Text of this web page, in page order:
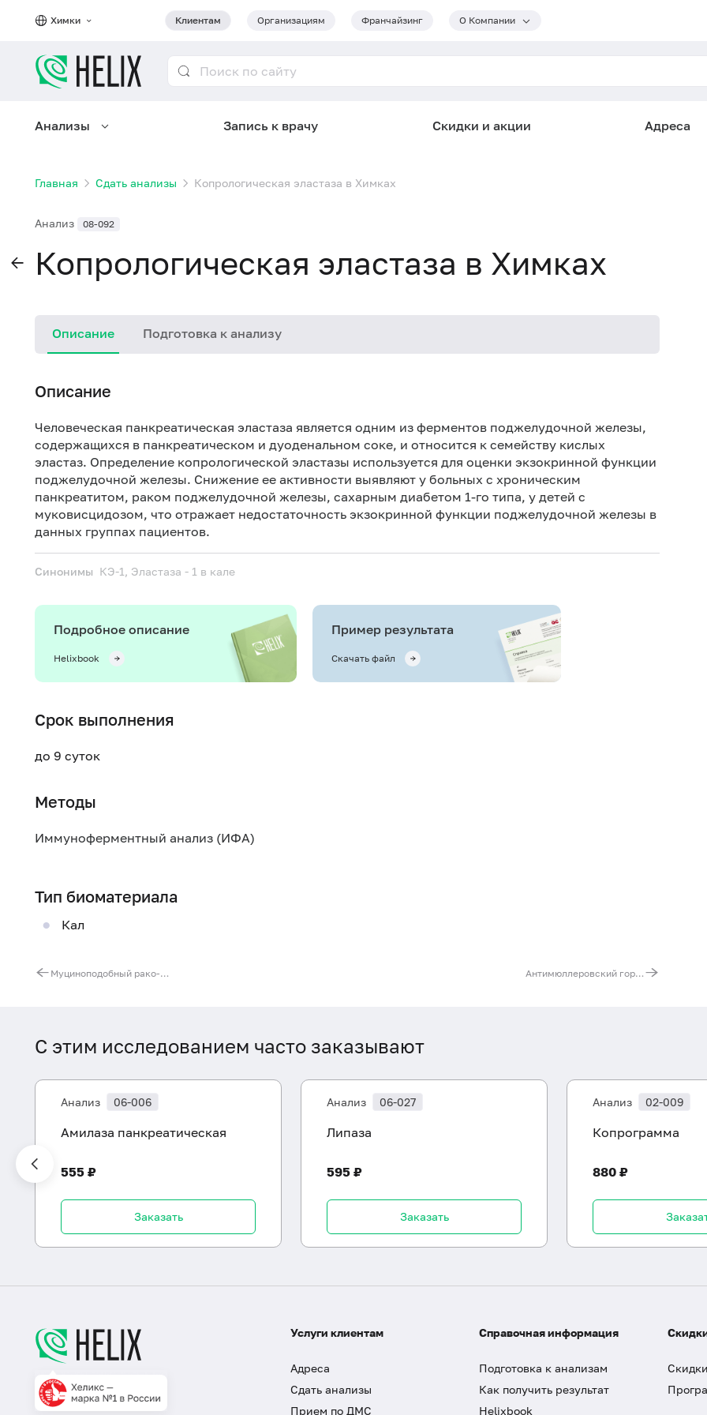
Химки Клиентам Организациям Франчайзинг О Компании
Анализы Запись к врачу Скидки и акции Адреса
Главная Сдать анализы Копрологическая эластаза в Химках
Анализ 08-092
Копрологическая эластаза в Химках
Описание Подготовка к анализу
Описание
Человеческая панкреатическая эластаза является одним из ферментов поджелудочной железы,
содержащихся в панкреатическом и дуоденальном соке, и относится к семейству кислых
эластаз. Определение копрологической эластазы используется для оценки экзокринной функции
поджелудочной железы. Снижение ее активности выявляют у больных с хроническим
панкреатитом, раком поджелудочной железы, сахарным диабетом 1-го типа, у детей с
муковисцидозом, что отражает недостаточность экзокринной функции поджелудочной железы в
данных группах пациентов.
Синонимы КЭ-1, Эластаза - 1 в кале
Подробное описание
Helixbook
Пример результата
Скачать файл
Срок выполнения
до 9 суток
Методы
Иммуноферментный анализ (ИФА)
Тип биоматериала
Кал
Муциноподобный рако-ассоциированный антиген (MCA) Антимюллеровский гормон
С этим исследованием часто заказывают
Анализ 06-006
Амилаза панкреатическая
555 ₽
Заказать
Анализ 06-027
Липаза
595 ₽
Заказать
Анализ 02-009
Копрограмма
880 ₽
Услуги клиентам
Адреса
Сдать анализы
Прием по ДМС
Справочная информация
Подготовка к анализам
Как получить результат
Helixbook